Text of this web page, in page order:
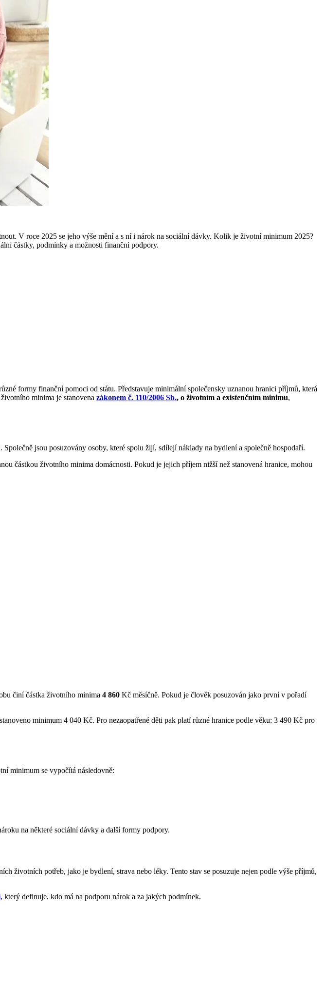
V roce 2025 se jeho výše mění a s ní i nárok na sociální dávky. Kolik je životní minimum 2025?
částky, podmínky a možnosti finanční podpory.
formy finanční pomoci od státu. Představuje minimální společensky uznanou hranici příjmů, která
minima je stanovena zákonem č. 110/2006 Sb., o životním a existenčním minimu,
jsou posuzovány osoby, které spolu žijí, sdílejí náklady na bydlení a společně hospodaří.
částkou životního minima domácnosti. Pokud je jejich příjem nižší než stanovená hranice, mohou
činí částka životního minima 4 860 Kč měsíčně. Pokud je člověk posuzován jako první v pořadí
minimum 4 040 Kč. Pro nezaopatřené děti pak platí různé hranice podle věku: 3 490 Kč pro
minimum se vypočítá následovně:
na některé sociální dávky a další formy podpory.
životních potřeb, jako je bydlení, strava nebo léky. Tento stav se posuzuje nejen podle výše příjmů,
, který definuje, kdo má na podporu nárok a za jakých podmínek.